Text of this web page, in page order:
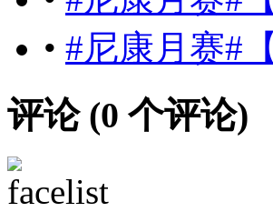
• #尼康月赛#
评论 (0 个评论)